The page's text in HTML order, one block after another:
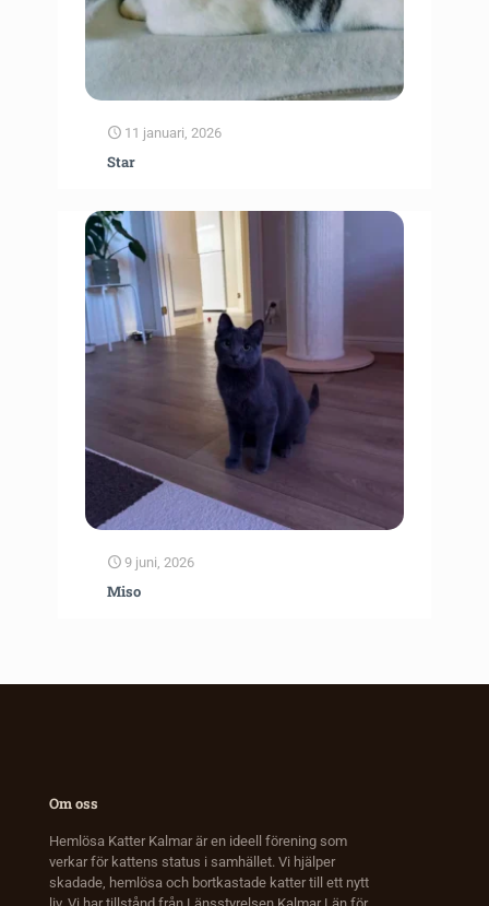
11 januari, 2026
Star
9 juni, 2026
Miso
Om oss
Hemlösa Katter Kalmar är en ideell förening som
verkar för kattens status i samhället. Vi hjälper
skadade, hemlösa och bortkastade katter till ett nytt